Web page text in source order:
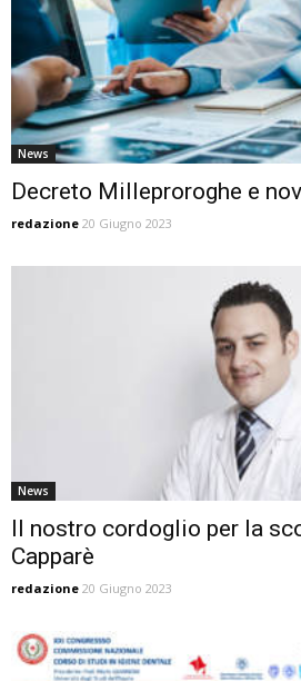
News
Decreto Milleproroghe e
redazione 20 Giugno 2023
News
Il nostro cordoglio per la
Capparè
redazione 20 Giugno 2023